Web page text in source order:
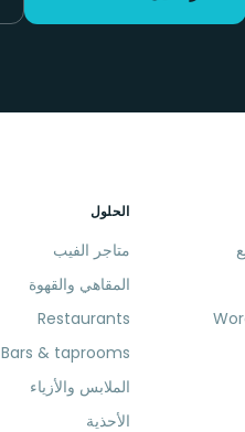
الحلول
متاجر الفيب
المقاهي والقهوة
Restaurants
Bars & taprooms
الملابس والأزياء
الأحذية